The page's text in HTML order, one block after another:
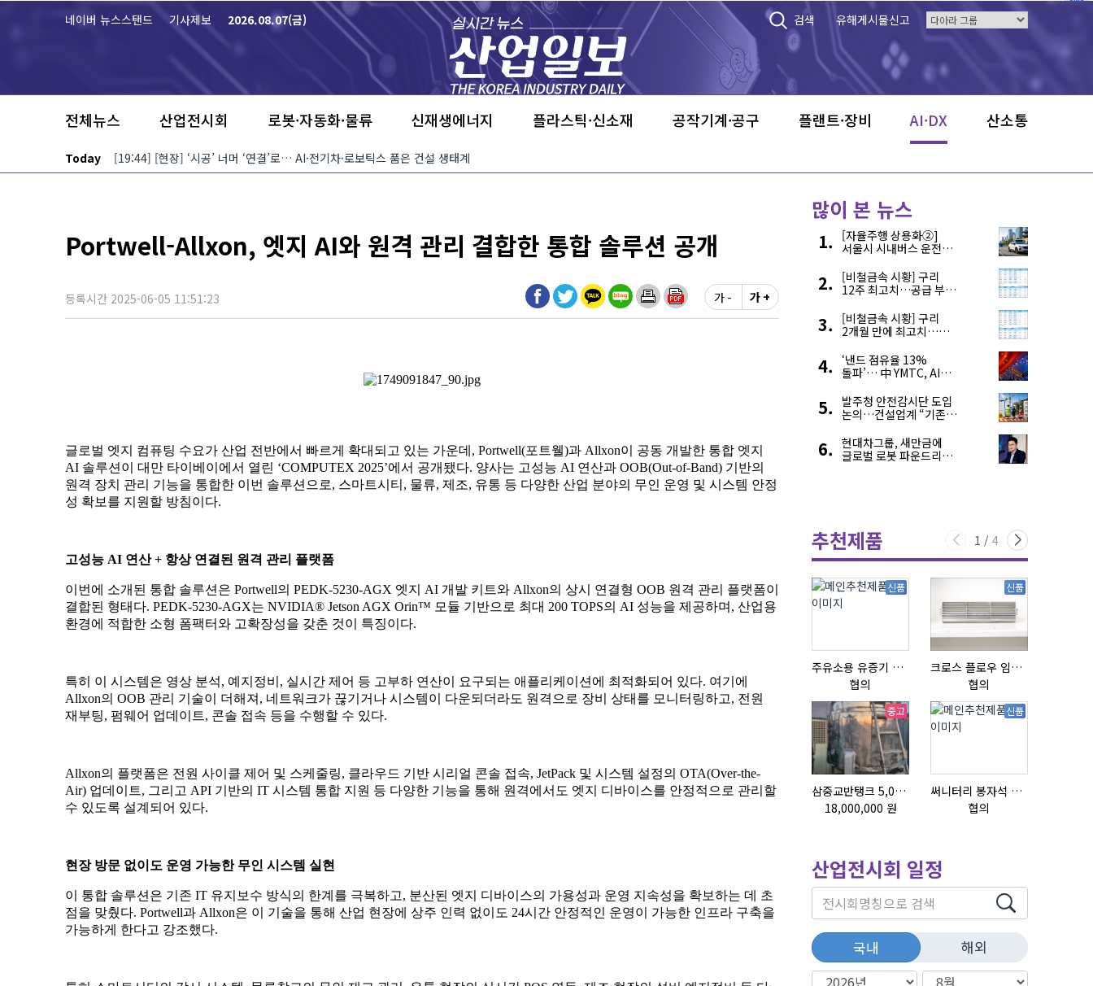
네이버 뉴스스탠드 기사제보 2026.08.07(금) 검색 유해게시물신고
전체뉴스 산업전시회 로봇·자동화·물류 신재생에너지 플라스틱·신소재 공작기계·공구 플랜트·장비 AI·DX 산소통
Today [19:44] [현장] ‘시공’ 너머 ‘연결’로… AI·전기차·로보틱스 품은 건설 생태계
Portwell-Allxon, 엣지 AI와 원격 관리 결합한 통합 솔루션 공개
등록시간 2025-06-05 11:51:23 가 - 가 +
많이 본 뉴스
[자율주행 상용화②]
서울시 시내버스 운전자
해결한다
[비철금속 시황] 구리
12주 최고치…공급 부족
[비철금속 시황] 구리
2개월 만에 최고치…
우려 확대
‘낸드 점유율 13%
돌파’… 中 YMTC, AI
4위 맹추격
발주청 안전감시단 도입
논의…건설업계 “기존
현대차그룹, 새만금에
글로벌 로봇 파운드리
추천제품 1 / 4
신품
주유소용 유증기 회수장치, 유증기 회수장치, 방폭형, 방폭형 유증기 회수장치
협의
신품
크로스 플로우 임펠라
협의
중고
삼중교반탱크 5,000L
18,000,000 원
신품
써니터리 봉자석 세트 SPECIAL , 봉자석 , 자석봉 , 호퍼용자석 , 전자석
협의
산업전시회 일정
국내 해외